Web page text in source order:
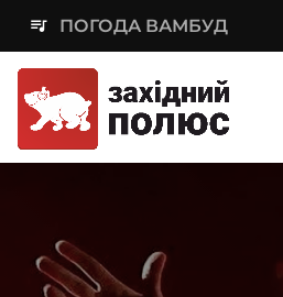
queue_music ПОГОДА ВАМБУД